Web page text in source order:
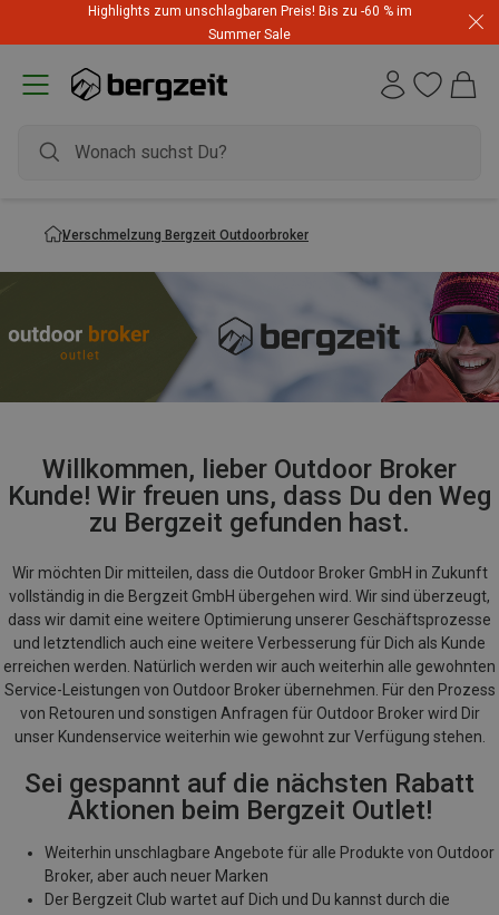
Highlights zum unschlagbaren Preis! Bis zu -60 % im
Summer Sale
Verschmelzung Bergzeit Outdoorbroker
Willkommen, lieber Outdoor Broker
Kunde! Wir freuen uns, dass Du den Weg
zu Bergzeit gefunden hast.
Wir möchten Dir mitteilen, dass die Outdoor Broker GmbH in Zukunft
vollständig in die Bergzeit GmbH übergehen wird. Wir sind überzeugt,
dass wir damit eine weitere Optimierung unserer Geschäftsprozesse
und letztendlich auch eine weitere Verbesserung für Dich als Kunde
erreichen werden. Natürlich werden wir auch weiterhin alle gewohnten
Service-Leistungen von Outdoor Broker übernehmen. Für den Prozess
von Retouren und sonstigen Anfragen für Outdoor Broker wird Dir
unser Kundenservice weiterhin wie gewohnt zur Verfügung stehen.
Sei gespannt auf die nächsten Rabatt
Aktionen beim Bergzeit Outlet!
Weiterhin unschlagbare Angebote für alle Produkte von Outdoor
Broker, aber auch neuer Marken
Der Bergzeit Club wartet auf Dich und Du kannst durch die